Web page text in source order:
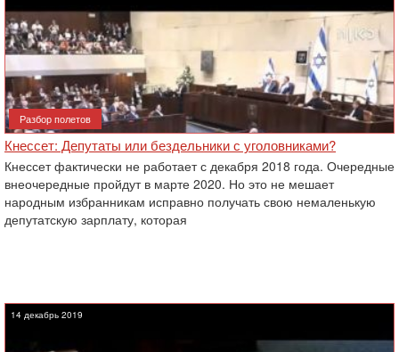
Разбор полетов
Кнессет: Депутаты или бездельники с уголовниками?
Кнессет фактически не работает с декабря 2018 года. Очередные
внеочередные пройдут в марте 2020. Но это не мешает
народным избранникам исправно получать свою немаленькую
депутатскую зарплату, которая
14 декабрь 2019